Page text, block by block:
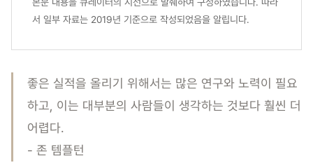
서 일부 자료는 2019년 기준으로 작성되었음을 알립니다.
좋은 실적을 올리기 위해서는 많은 연구와 노력이 필요
하고, 이는 대부분의 사람들이 생각하는 것보다 훨씬 더
어렵다.
- 존 템플턴